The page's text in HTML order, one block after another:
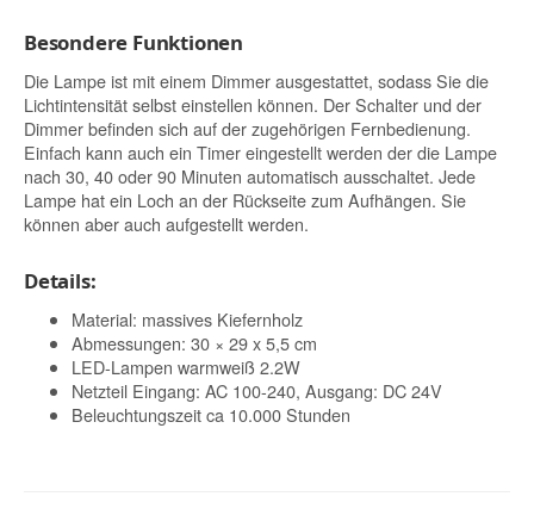
Besondere Funktionen
Die Lampe ist mit einem Dimmer ausgestattet, sodass Sie die
Lichtintensität selbst einstellen können. Der Schalter und der
Dimmer befinden sich auf der zugehörigen Fernbedienung.
Einfach kann auch ein Timer eingestellt werden der die Lampe
nach 30, 40 oder 90 Minuten automatisch ausschaltet. Jede
Lampe hat ein Loch an der Rückseite zum Aufhängen. Sie
können aber auch aufgestellt werden.
Details:
Material: massives Kiefernholz
Abmessungen: 30 × 29 x 5,5 cm
LED-Lampen warmweiß 2.2W
Netzteil Eingang: AC 100-240, Ausgang: DC 24V
Beleuchtungszeit ca 10.000 Stunden